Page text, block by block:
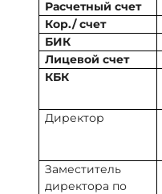
Расчетный счет
Кор./ счет
БИК
Лицевой счет
КБК
Директор
Заместитель
директора по